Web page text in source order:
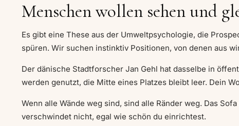
Menschen wollen sehen und
Es gibt eine These aus der Umweltpsychologie, die
spüren. Wir suchen instinktiv Positionen, von denen aus
Der dänische Stadtforscher Jan Gehl hat dasselbe in
werden genutzt, die Mitte eines Platzes bleibt leer. Dein
Wenn alle Wände weg sind, sind alle Ränder weg. Das
verschwindet nicht, egal wie schön du einrichtest.